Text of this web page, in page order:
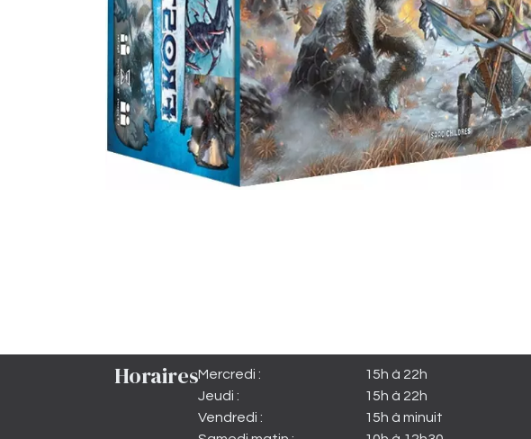
HorairesMercredi :
Jeudi :
Vendredi :
15h à 22h
15h à 22h
15h à minuit